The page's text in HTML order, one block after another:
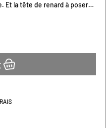
Et la tête de renard à poser